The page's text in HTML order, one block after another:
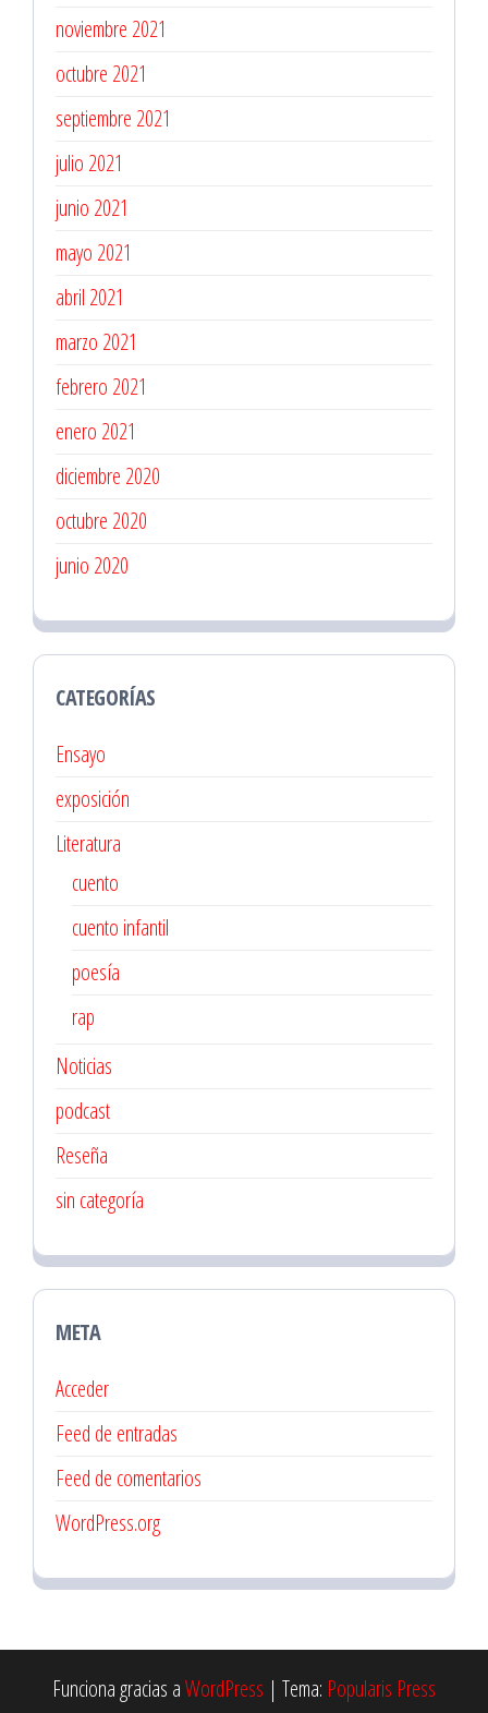
noviembre 2021
octubre 2021
septiembre 2021
julio 2021
junio 2021
mayo 2021
abril 2021
marzo 2021
febrero 2021
enero 2021
diciembre 2020
octubre 2020
junio 2020
CATEGORÍAS
Ensayo
exposición
Literatura
cuento
cuento infantil
poesía
rap
Noticias
podcast
Reseña
sin categoría
META
Acceder
Feed de entradas
Feed de comentarios
WordPress.org
Funciona gracias aWordPress | Tema: Popularis Press